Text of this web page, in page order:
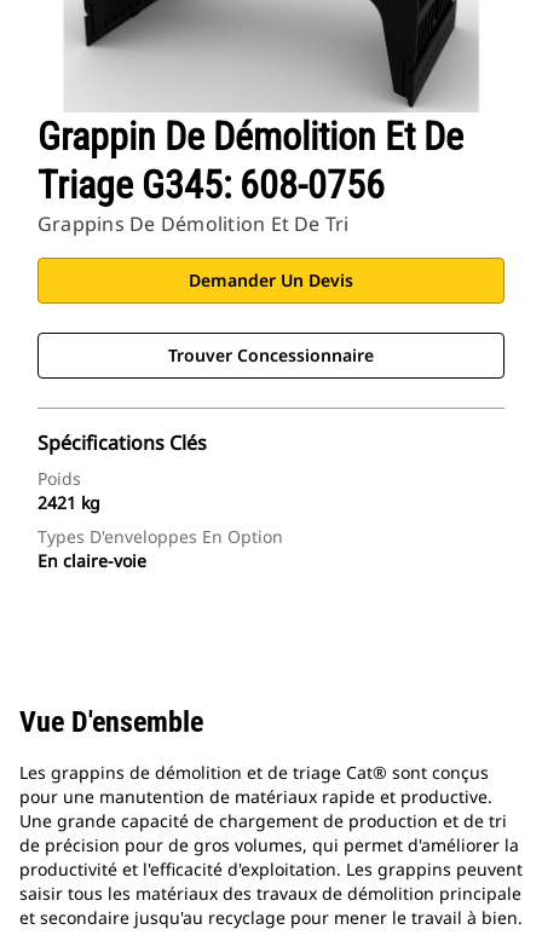
Grappin De Démolition Et De
Triage G345: 608-0756
Grappins De Démolition Et De Tri
Demander Un Devis
Trouver Concessionnaire
Spécifications Clés
Poids
2421 kg
Types D'enveloppes En Option
En claire-voie
Vue D'ensemble
Les grappins de démolition et de triage Cat® sont conçus
pour une manutention de matériaux rapide et productive.
Une grande capacité de chargement de production et de tri
de précision pour de gros volumes, qui permet d'améliorer la
productivité et l'efficacité d'exploitation. Les grappins peuvent
saisir tous les matériaux des travaux de démolition principale
et secondaire jusqu'au recyclage pour mener le travail à bien.